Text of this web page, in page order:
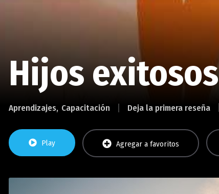
Hijos exitosos
Aprendizajes Capacitación Deja la primera reseña
Play Agregar a favoritos